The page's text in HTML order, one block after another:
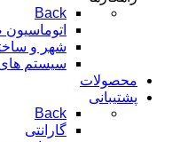
Back
شهر و
سیستم های
محصولات
پشتیبانی
Back
گارانتی